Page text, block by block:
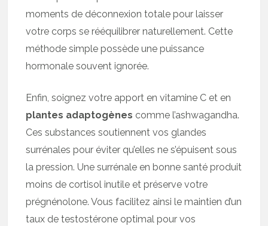
moments de déconnexion totale pour laisser
votre corps se rééquilibrer naturellement. Cette
méthode simple possède une puissance
hormonale souvent ignorée.
Enfin, soignez votre apport en vitamine C et en
plantes adaptogènes comme l’ashwagandha.
Ces substances soutiennent vos glandes
surrénales pour éviter qu’elles ne s’épuisent sous
la pression. Une surrénale en bonne santé produit
moins de cortisol inutile et préserve votre
prégnénolone. Vous facilitez ainsi le maintien d’un
taux de testostérone optimal pour vos